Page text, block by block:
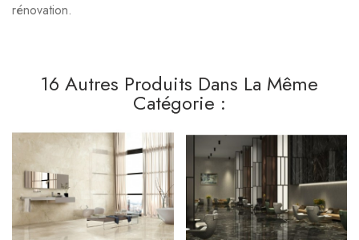
rénovation.
16 Autres Produits Dans La Même
Catégorie :